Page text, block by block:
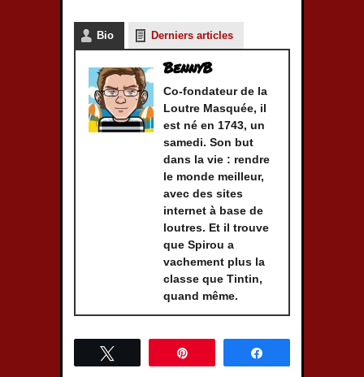
Bio Derniers articles
BennyB
Co-fondateur de la
Loutre Masquée, il
est né en 1743, un
samedi. Son but
dans la vie : rendre
le monde meilleur,
avec des sites
internet à base de
loutres. Et il trouve
que Spirou a
vachement plus la
classe que Tintin,
quand même.